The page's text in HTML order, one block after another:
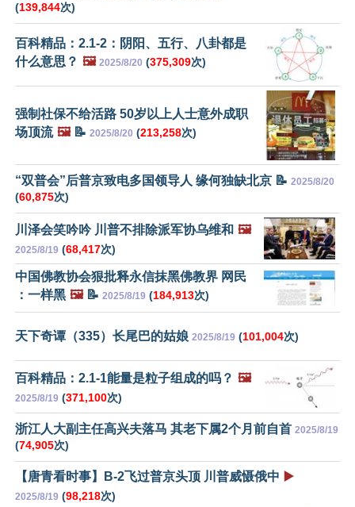
(139,844次)
百科精品：2.1-2：阴阳、五行、八卦都是
什么意思？ 🖼️ 2025/8/20 (375,309次)
强制社保不给活路 50岁以上人士意外成职
场顶流 🖼️📝 2025/8/20 (213,258次)
“双普会”后普京致电多国领导人 缘何独缺北京 📝 2025/8/20
(60,875次)
川泽会笑吟吟 川普不排除派军协乌维和 🖼️
2025/8/19 (68,417次)
中国佛教协会狠批释永信抹黑佛教界 网民
：一样黑 🖼️📝 2025/8/19 (184,913次)
天下奇谭（335）长尾巴的姑娘 2025/8/19 (101,004次)
百科精品：2.1-1能量是粒子组成的吗？ 🖼️
2025/8/19 (371,100次)
浙江人大副主任高兴夫落马 其老下属2个月前自首 2025/8/19
(74,905次)
【唐青看时事】B-2飞过普京头顶 川普威慑俄中 ▶️
2025/8/19 (98,218次)